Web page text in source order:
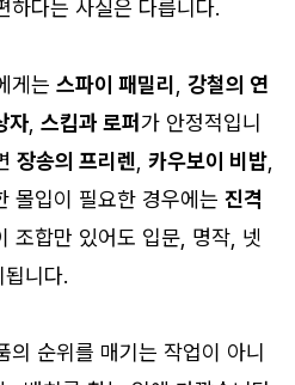
하다는 사실은 다릅니다.
게는 스파이 패밀리
강철의 연
자 스킵과 로퍼가 안정적입니
장송의 프리렌 카우보이 비밥
몰입이 필요한 경우에는 진격
조합만 있어도 입문, 명작, 넷
니다.
의 순위를 매기는 작업이 아니